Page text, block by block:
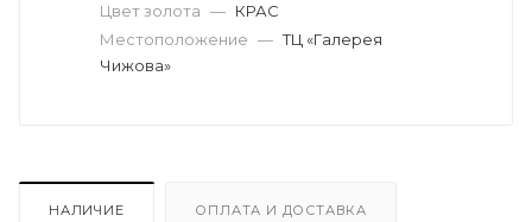
Цвет золота — КРАС
Местоположение — ТЦ «Галерея
Чижова»
НАЛИЧИЕ ОПЛАТА И ДОСТАВКА